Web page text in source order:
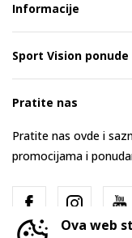
Informacije
Sport Vision ponude
Pratite nas
Pratite nas ovde i
promocijama i
Ova web